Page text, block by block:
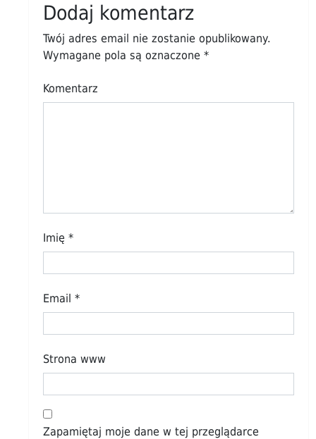
Dodaj komentarz
Twój adres email nie zostanie opublikowany.
Wymagane pola są oznaczone *
Komentarz
Imię *
Email *
Strona www
Zapamiętaj moje dane w tej przeglądarce